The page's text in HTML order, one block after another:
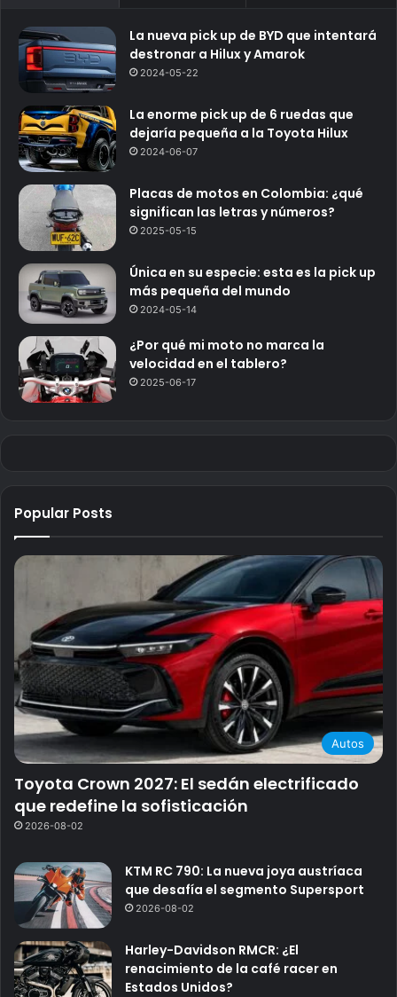
La nueva pick up de BYD que intentará
destronar a Hilux y Amarok
2024-05-22
La enorme pick up de 6 ruedas que
dejaría pequeña a la Toyota Hilux
2024-06-07
Placas de motos en Colombia: ¿qué
significan las letras y números?
2025-05-15
Única en su especie: esta es la pick up
más pequeña del mundo
2024-05-14
¿Por qué mi moto no marca la
velocidad en el tablero?
2025-06-17
Popular Posts
Autos
Toyota Crown 2027: El sedán electrificado
que redefine la sofisticación
2026-08-02
KTM RC 790: La nueva joya austríaca
que desafía el segmento Supersport
2026-08-02
Harley-Davidson RMCR: ¿El
renacimiento de la café racer en
Estados Unidos?